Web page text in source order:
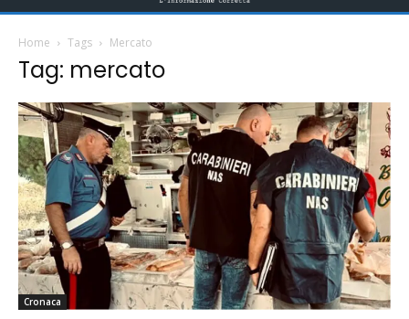
Home Tags Mercato
Tag: mercato
Cronaca